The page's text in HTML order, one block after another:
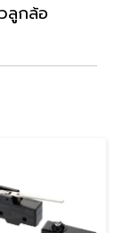
ลูกล้อ